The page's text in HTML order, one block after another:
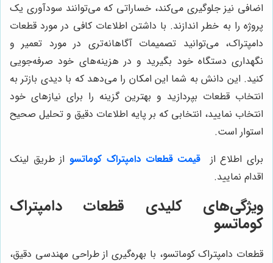
اضافی نیز جلوگیری می‌کند، خساراتی که می‌توانند سودآوری یک
پروژه را به خطر اندازند. با داشتن اطلاعات کافی در مورد قطعات
دامپتراک، می‌توانید تصمیمات آگاهانه‌تری در مورد تعمیر و
نگهداری دستگاه خود بگیرید و در هزینه‌های خود صرفه‌جویی
کنید. این دانش به شما این امکان را می‌دهد که با دیدی بازتر به
انتخاب قطعات بپردازید و بهترین گزینه را برای نیازهای خود
انتخاب نمایید، انتخابی که بر پایه اطلاعات دقیق و تحلیل صحیح
استوار است.
برای اطلاع از
قیمتقطعات دامپتراک کوماتسو از طریق لینک
اقدام نمایید.
ویژگی‌های کلیدی قطعات دامپتراک
کوماتسو
قطعات دامپتراک کوماتسو، با بهره‌گیری از طراحی مهندسی دقیق،